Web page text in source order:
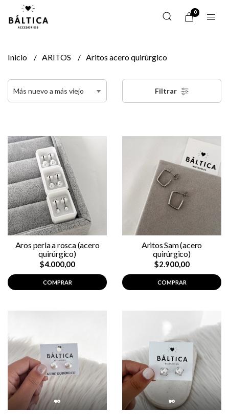
0
Inicio ARITOS Aritos acero quirúrgico
Filtrar
Aros perla a rosca (acero
quirúrgico)
$4.000,00
COMPRAR
Aritos Sam (acero
quirúrgico)
$2.900,00
COMPRAR